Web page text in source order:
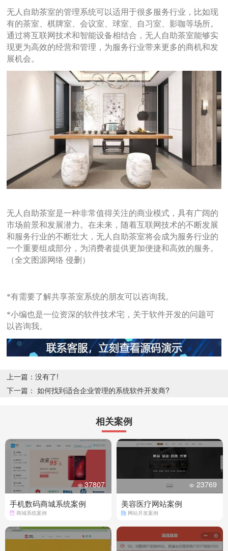
无人自助茶室的管理系统可以适用于很多服务行业，比如现
有的茶室、棋牌室、会议室、球室、自习室、影咖等场所。
通过将互联网技术和智能设备相结合，无人自助茶室能够实
现更为高效的经营和管理，为服务行业带来更多的商机和发
展机会。
无人自助茶室是一种非常值得关注的商业模式，具有广阔的
市场前景和发展潜力。在未来，随着互联网技术的不断发展
和服务行业的不断壮大，无人自助茶室将会成为服务行业的
一个重要组成部分，为消费者提供更加便捷和高效的服务。
（全文图源网络 侵删）
*有需要了解共享茶室系统的朋友可以咨询我。
*小编也是一位资深的软件技术宅，关于软件开发的问题可
以咨询我。
上一篇：没有了!
下一篇： 如何找到适合企业管理的系统软件开发商?
相关案例
37807
手机数码商城系统案例
商城系统案例
23769
美容医疗网站案例
网站开发案例